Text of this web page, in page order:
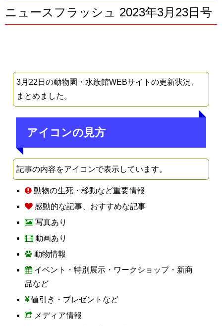
ニュースフラッシュ 2023年3月23日号
3月22日の動物園・水族館WEBサイトの更新状況、
まとめました。
アイコンの見方
記事の内容をアイコンで表示しています。
動物の生死・移動など重要情報
感動的な記事、おすすめな記事
写真あり
動画あり
動物情報
イベント・特別展示・ワークショップ・新商
品など
値引き・プレゼントなど
メディア情報